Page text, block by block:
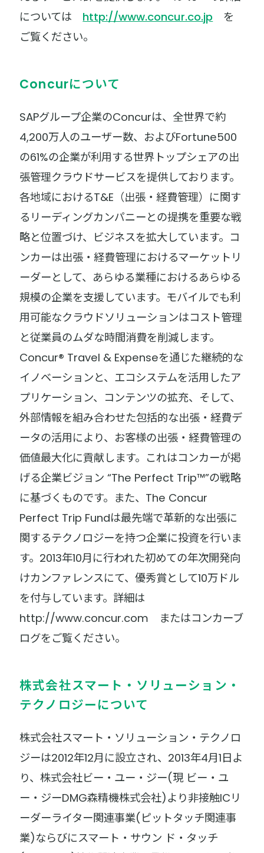
については http://www.concur.co.jp を
ご覧ください。
Concurについて
SAPグループ企業のConcurは、全世界で約
4,200万人のユーザー数、およびFortune500
の61%の企業が利用する世界トップシェアの出
張管理クラウドサービスを提供しております。
各地域におけるT&E（出張・経費管理）に関す
るリーディングカンパニーとの提携を重要な戦
略と位置づけ、ビジネスを拡大しています。コ
ンカーは出張・経費管理におけるマーケットリ
ーダーとして、あらゆる業種におけるあらゆる
規模の企業を支援しています。モバイルでも利
用可能なクラウドソリューションはコスト管理
と従業員のムダな時間消費を削減します。
Concur® Travel & Expenseを通じた継続的な
イノベーションと、エコシステムを活用したア
プリケーション、コンテンツの拡充、そして、
外部情報を組み合わせた包括的な出張・経費デ
ータの活用により、お客様の出張・経費管理の
価値最大化に貢献します。これはコンカーが掲
げる企業ビジョン “The Perfect Trip™”の戦略
に基づくものです。また、The Concur
Perfect Trip Fundは最先端で革新的な出張に
関するテクノロジーを持つ企業に投資を行いま
す。2013年10月に行われた初めての年次開発向
けカンファレンスにて、優秀賞として10万ドル
を付与しています。詳細は
http://www.concur.com またはコンカーブ
ログをご覧ください。
株式会社スマート・ソリューション・
テクノロジーについて
株式会社スマート・ソリューション・テクノロ
ジーは2012年12月に設立され、2013年4月1日よ
り、株式会社ビー・ユー・ジー(現 ビー・ユ
ー・ジーDMG森精機株式会社)より非接触ICリ
ーダーライター関連事業(ピットタッチ関連事
業)ならびにスマート・サウン ド・タッチ